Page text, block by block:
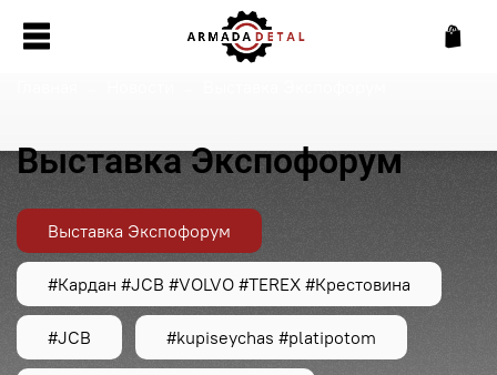
Выставка Экспофорум
Выставка Экспофорум
#Кардан #JCB #VOLVO #TEREX #Крестовина
#JCB #kupiseychas #platipotom